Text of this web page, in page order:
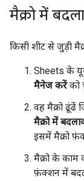
मैक्रो में
किसी शीट से जुड़ी
Sheets के
मैनेज करेंको
वह मैक्रो ढूंढें
मैक्रो में
इसमें मैक्रो
मैक्रो के काम
फ़ंक्शन में